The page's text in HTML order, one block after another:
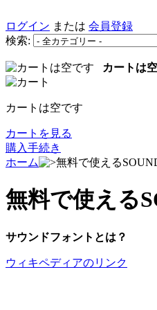
ログイン または 会員登録
検索:
カートは
カートは空です
カートを見る
購入手続き
ホーム
無料で使える
無料で使える
サウンドフォントとは？
ウィキペディアのリンク